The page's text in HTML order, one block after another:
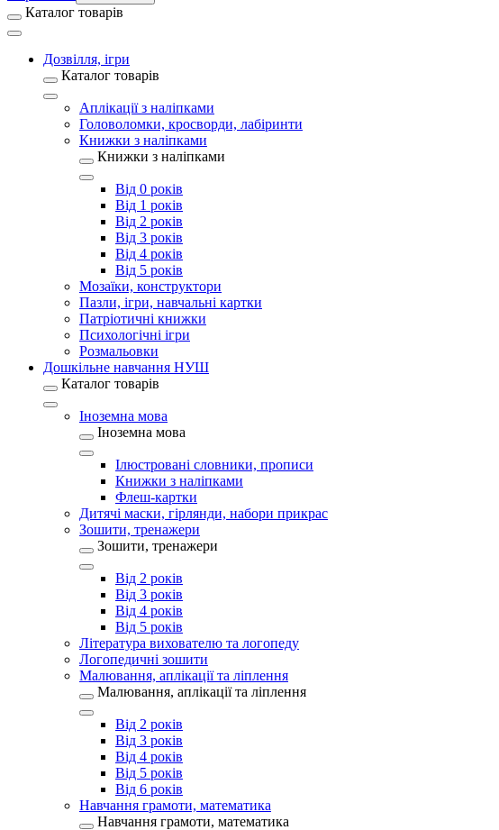
Каталог товарів
Дозвілля, ігри
Каталог товарів
Аплікації з наліпками
Головоломки, кросворди, лабіринти
Книжки з наліпками
Книжки з наліпками
Від 0 років
Від 1 років
Від 2 років
Від 3 років
Від 4 років
Від 5 років
Мозаїки, конструктори
Пазли, ігри, навчальні картки
Патріотичні книжки
Психологічні ігри
Розмальовки
Дошкільне навчання НУШ
Каталог товарів
Іноземна мова
Іноземна мова
Ілюстровані словники, прописи
Книжки з наліпками
Флеш-картки
Дитячі маски, гірлянди, набори прикрас
Зошити, тренажери
Зошити, тренажери
Від 2 років
Від 3 років
Від 4 років
Від 5 років
Література вихователю та логопеду
Логопедичні зошити
Малювання, аплікації та ліплення
Малювання, аплікації та ліплення
Від 2 років
Від 3 років
Від 4 років
Від 5 років
Від 6 років
Навчання грамоти, математика
Навчання грамоти, математика